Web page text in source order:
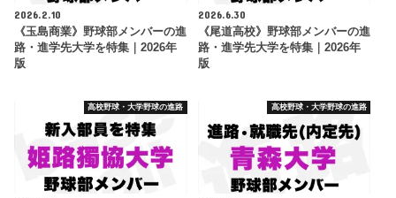
2026.2.10
《玉島商業》野球部メンバーの進
路・進学先大学を特集｜2026年
版
2026.6.30
《尾道高校》野球部メンバーの進
路・進学先大学を特集｜2026年
版
高校野球・大学野球の進路 高校野球・大学野球の進路